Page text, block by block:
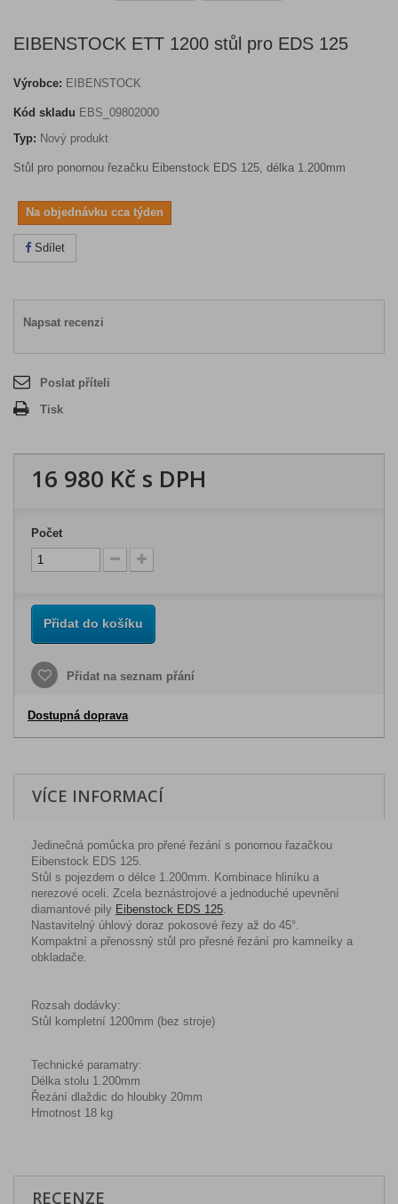
EIBENSTOCK ETT 1200 stůl pro EDS 125
Výrobce: EIBENSTOCK
Kód skladu EBS_09802000
Typ: Nový produkt
Stůl pro ponornou řezačku Eibenstock EDS 125, délka 1.200mm
Na objednávku cca týden
Sdílet
Napsat recenzi
Poslat příteli
Tisk
16 980 Kč s DPH
Počet
Přidat do košíku
Přidat na seznam přání
Dostupná doprava
VÍCE INFORMACÍ
Jedinečná pomůcka pro přené řezání s ponornou řazačkou
Eibenstock EDS 125.
Stůl s pojezdem o délce 1.200mm. Kombinace hliníku a
nerezové oceli. Zcela beznástrojové a jednoduché upevnění
diamantové pily Eibenstock EDS 125
Nastavitelný úhlový doraz pokosové řezy až do 45°
Kompaktní a přenossný stůl pro přesné řezání pro kamneíky a
obkladače.
Rozsah dodávky:
Stůl kompletní 1200mm (bez stroje)
Technické paramatry:
Délka stolu 1.200mm
Řezání dlaždic do hloubky 20mm
Hmotnost 18 kg
RECENZE